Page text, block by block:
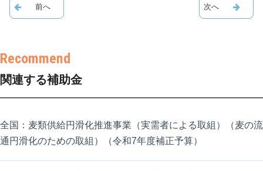
関連する補助金
全国：麦類供給円滑化推進事業（実需者による取組）（麦の流
通円滑化のための取組）（令和7年度補正予算）